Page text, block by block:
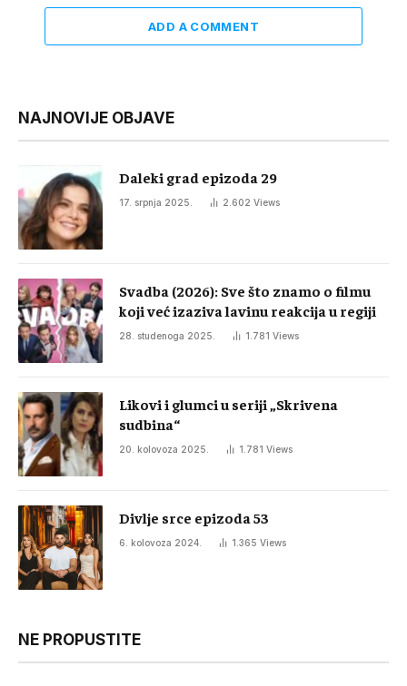
ADD A COMMENT
NAJNOVIJE OBJAVE
Daleki grad epizoda 29
17. srpnja 2025. 2.602 Views
Svadba (2026): Sve što znamo o filmu
koji već izaziva lavinu reakcija u regiji
28. studenoga 2025. 1.781 Views
Likovi i glumci u seriji „Skrivena
sudbina“
20. kolovoza 2025. 1.781 Views
Divlje srce epizoda 53
6. kolovoza 2024. 1.365 Views
NE PROPUSTITE